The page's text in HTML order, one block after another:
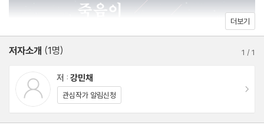
을 떠올리며 선택해야 할 단 한 권의 로맨스 소설이다.
더보기
저자소개 (1명) 1 /1
저 : 강민채
관심작가 알림신청